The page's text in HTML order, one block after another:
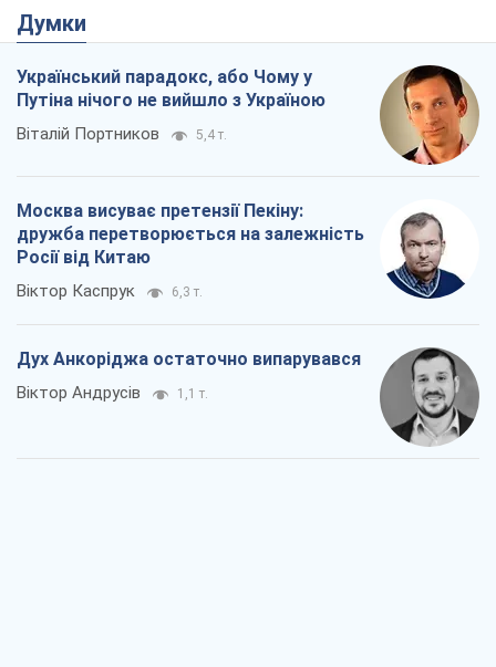
Думки
Український парадокс, або Чому у
Путіна нічого не вийшло з Україною
Віталій Портников 5,4 т.
Москва висуває претензії Пекіну:
дружба перетворюється на залежність
Росії від Китаю
Віктор Каспрук 6,3 т.
Дух Анкоріджа остаточно випарувався
Віктор Андрусів 1,1 т.